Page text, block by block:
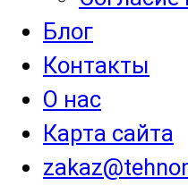
Блог
Контакты
О нас
Карта сайта